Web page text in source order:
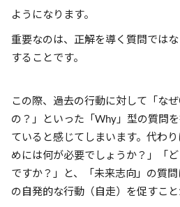
ようになります。
重要なのは、正解を導く質問では
することです。
この際、過去の行動に対して「な
の？」といった「Why」型の質問
ていると感じてしまいます。代わ
めには何が必要でしょうか？」「
ですか？」と、「未来志向」の質
の自発的な行動（自走）を促すこと